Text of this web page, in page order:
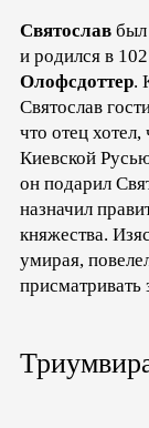
Святослав
и родился в
Олофсдоттер.
Святослав
что отец
Киевской
он подарил
назначил
княжества.
умирая,
присматривать